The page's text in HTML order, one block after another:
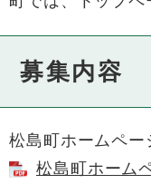
募集内容
松島町ホームペー
松島町ホーム